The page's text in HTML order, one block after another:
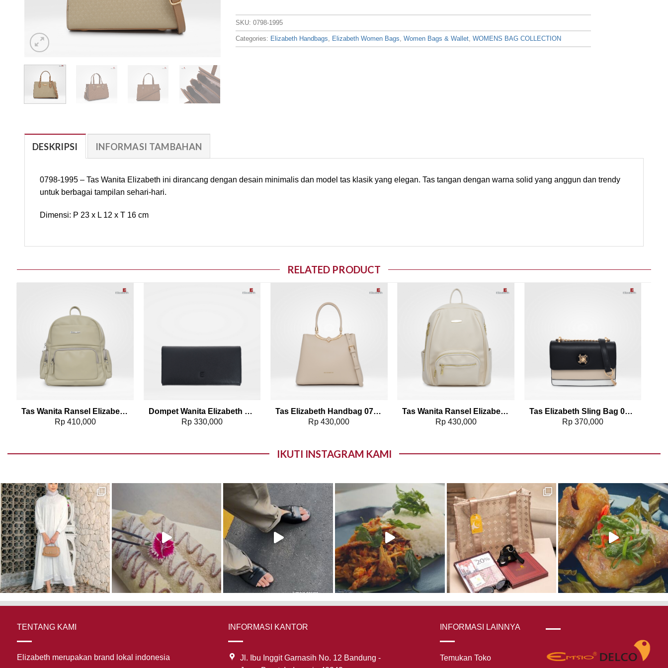
SKU:0798-1995
Categories: Elizabeth Handbags Elizabeth Women Bags ,Women Bags & Wallet ,WOMENS BAG COLLECTION
DESKRIPSI INFORMASI TAMBAHAN
0798-1995 – Tas Wanita Elizabeth ini dirancang dengan desain minimalis dan model tas klasik yang elegan. Tas tangan dengan warna solid yang anggun dan trendy
untuk berbagai tampilan sehari-hari.
Dimensi: P 23 x L 12 x T 16 cm
RELATED PRODUCT
Tas Wanita Ransel Elizabeth Backpack 0055-5093
Rp410,000
Dompet Wanita Elizabeth Leather Wallet 0111-0050
Rp 330,000
Add to wishlist
Tas Elizabeth Handbag 0706-1211
Rp 430,000
Add to wishlist
Tas Wanita Ransel Elizabeth Backpack 0055-5094
Rp430,000
Tas Elizabeth Sling Bag 0706-0728
Rp 370,000
IKUTI INSTAGRAM KAMI
TENTANG KAMI
Elizabeth merupakan brand lokal indonesia
INFORMASI KANTOR
Jl. Ibu Inggit Garnasih No. 12 Bandung -
INFORMASI LAINNYA
Temukan Toko